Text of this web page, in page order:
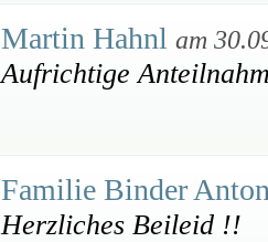
Martin Hahnl am
Aufrichtige
Familie Binder
Herzliches Beileid !!